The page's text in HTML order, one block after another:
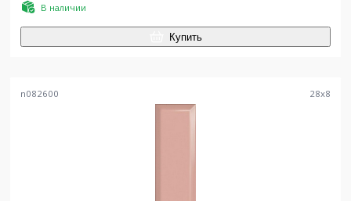
В наличии
Купить
n082600 28x8